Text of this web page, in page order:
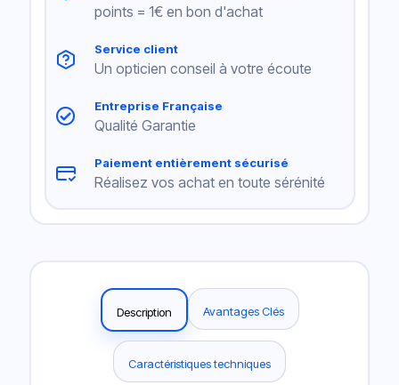
points = 1€ en bon d'achat
Service client
Un opticien conseil à votre écoute
Entreprise Française
Qualité Garantie
Paiement entièrement sécurisé
Réalisez vos achat en toute sérénité
Description Avantages Clés
Caractéristiques techniques